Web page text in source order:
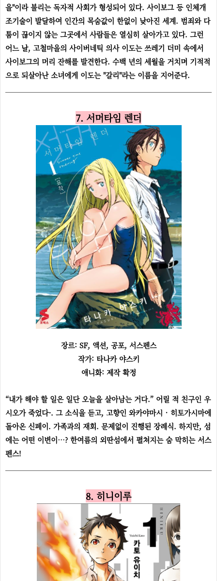
을"이라 불리는 독자적 사회가 형성되어 있다. 사이보그 등 인체개
조기술이 발달하여 인간의 목숨값이 한없이 낮아진 세계. 범죄와 다
툼이 끊이지 않는 그곳에서 사람들은 열심히 살아가고 있다. 그런
어느 날, 고철마을의 사이버네틱 의사 이도는 쓰레기 더미 속에서
사이보그의 머리 잔해를 발견한다. 수백 년의 세월을 거치며 기적적
으로 되살아난 소녀에게 이도는 "갈리"라는 이름을 지어준다.
7. 서머타임 렌더
장르: SF, 액션, 공포, 서스펜스
작가: 타나카 야스키
애니화: 제작 확정
“내가 해야 할 일은 일단 오늘을 살아남는 거다.” 어릴 적 친구인 우
시오가 죽었다-. 그 소식을 듣고, 고향인 와카야마시 · 히토가시마에
돌아온 신페이. 가족과의 재회. 문제없이 진행된 장례식. 하지만, 섬
에는 어떤 이변이…? 한여름의 외딴섬에서 펼쳐지는 숨 막히는 서스
펜스!
8. 히니이루